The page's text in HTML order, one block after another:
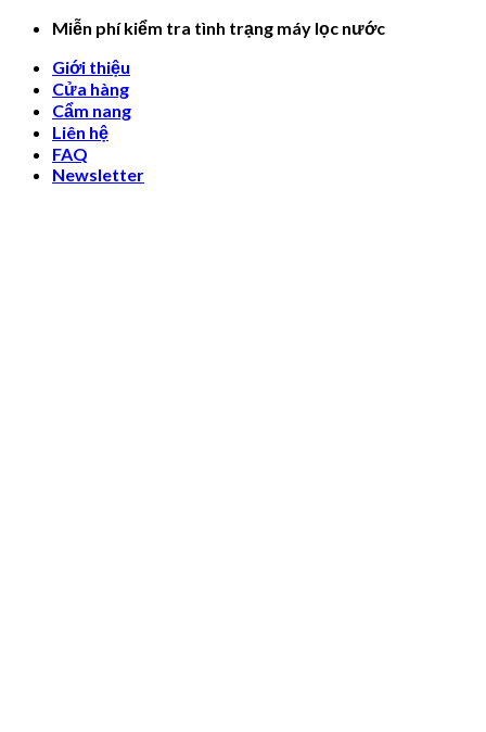
Skip
content
Miễn phí kiểm tra tình trạng máy lọc nước
Giới thiệu
Cửa hàng
Cẩm nang
Liên hệ
FAQ
Newsletter